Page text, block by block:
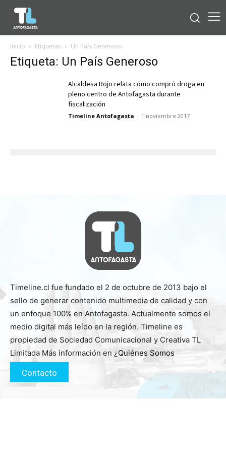
Inicio Etiquetas Un País Generoso
Etiqueta: Un País Generoso
Alcaldesa Rojo relata cómo compró droga en
pleno centro de Antofagasta durante
fiscalización
Timeline Antofagasta - 1 noviembre 2017
Timeline.cl fue fundado el 2 de octubre de 2013 bajo el
sello de generar contenido multimedia de calidad y con
un enfoque 100% en Antofagasta. Actualmente somos el
medio digital más leído en la región. Timeline es
propiedad de Sociedad Comunicacional y Creativa TL
Limitada Más información en ¿Quiénes Somos
Contacto